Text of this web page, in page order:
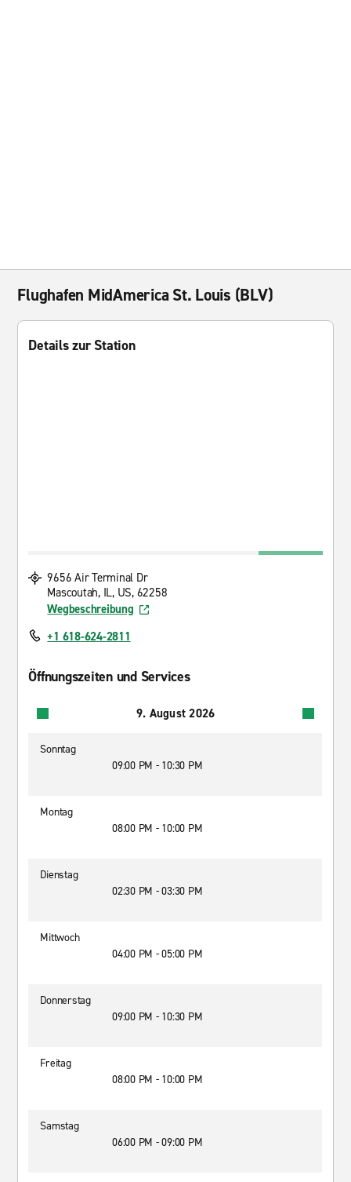
Flughafen MidAmerica St. Louis (BLV)
Details zur Station
9656 Air Terminal Dr
Mascoutah, IL, US, 62258
Wegbeschreibung
+1 618-624-2811
Öffnungszeiten und Services
9. August 2026
Sonntag
09:00 PM - 10:30 PM
Montag
08:00 PM - 10:00 PM
Dienstag
02:30 PM - 03:30 PM
Mittwoch
04:00 PM - 05:00 PM
Donnerstag
09:00 PM - 10:30 PM
Freitag
08:00 PM - 10:00 PM
Samstag
06:00 PM - 09:00 PM